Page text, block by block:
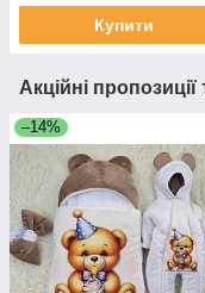
Купити
Акційні
–14%